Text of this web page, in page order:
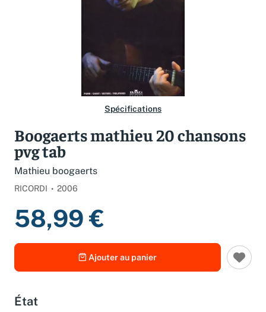
Nos engagements
Vous n'avez pas trouvé l'article que vous cherchiez ?
Spécifications
Boogaerts mathieu 20 chansons
pvg tab
Mathieu boogaerts
RICORDI 2006
58,99 €
Ajouter au panier
État